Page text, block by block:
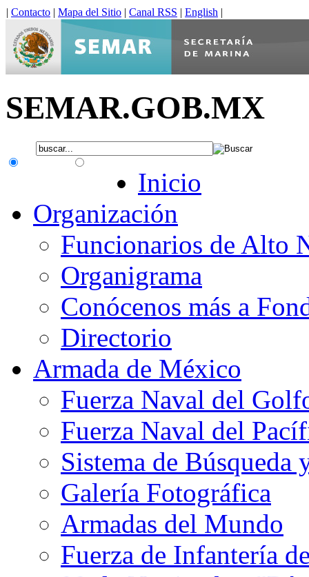
| Contacto | Mapa del Sitio | Canal RSS | English |
SEMAR.GOB.MX
Inicio
Organización
Funcionarios de Alto
Organigrama
Conócenos más a
Directorio
Armada de México
Fuerza Naval del
Fuerza Naval del
Sistema de Búsqueda
Galería Fotográfica
Armadas del Mundo
Fuerza de Infantería